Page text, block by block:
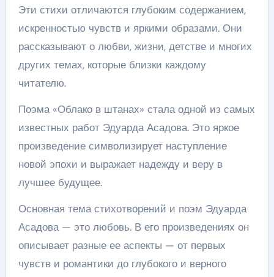
Эти стихи отличаются глубоким содержанием,
искренностью чувств и яркими образами. Они
рассказывают о любви, жизни, детстве и многих
других темах, которые близки каждому
читателю.
Поэма «Облако в штанах» стала одной из самых
известных работ Эдуарда Асадова. Это яркое
произведение символизирует наступление
новой эпохи и выражает надежду и веру в
лучшее будущее.
Основная тема стихотворений и поэм Эдуарда
Асадова — это любовь. В его произведениях он
описывает разные ее аспекты — от первых
чувств и романтики до глубокого и верного